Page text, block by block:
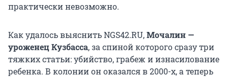
практически невозможно.
Как удалось выяснить NGS42.RU,Мочалин —
уроженец Кузбасса, за спиной которого сразу три
тяжких статьи: убийство, грабеж и изнасилование
ребенка. В колонии он оказался в 2000-х, а теперь